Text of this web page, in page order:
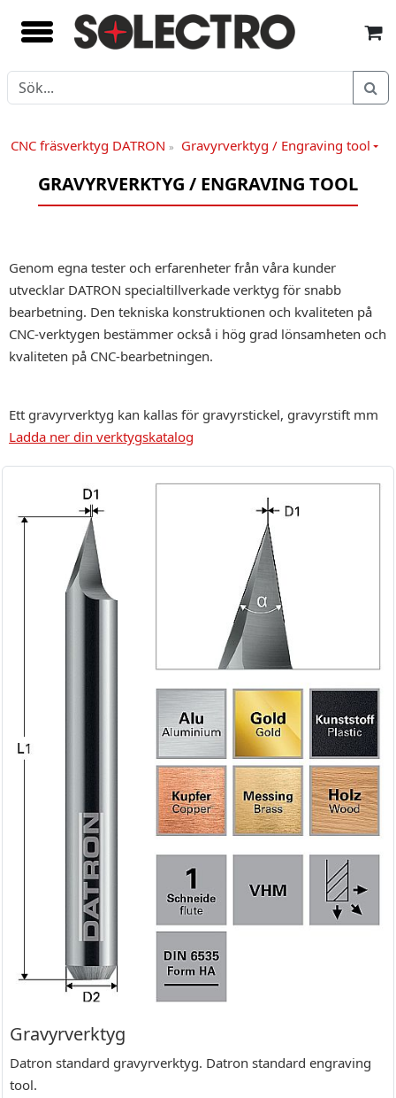
CNC fräsverktyg DATRON» Gravyrverktyg / Engraving tool
GRAVYRVERKTYG / ENGRAVING TOOL
Genom egna tester och erfarenheter från våra kunder
utvecklar DATRON specialtillverkade verktyg för snabb
bearbetning. Den tekniska konstruktionen och kvaliteten på
CNC-verktygen bestämmer också i hög grad lönsamheten och
kvaliteten på CNC-bearbetningen.
Ett gravyrverktyg kan kallas för gravyrstickel, gravyrstift mm
Ladda ner din verktygskatalog
Gravyrverktyg
Datron standard gravyrverktyg. Datron standard engraving
tool.